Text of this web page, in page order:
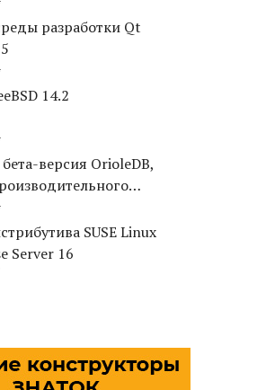
разработки Qt
14.2
версия OrioleDB,
для PostgreSQL
SUSE Linux
Server 16